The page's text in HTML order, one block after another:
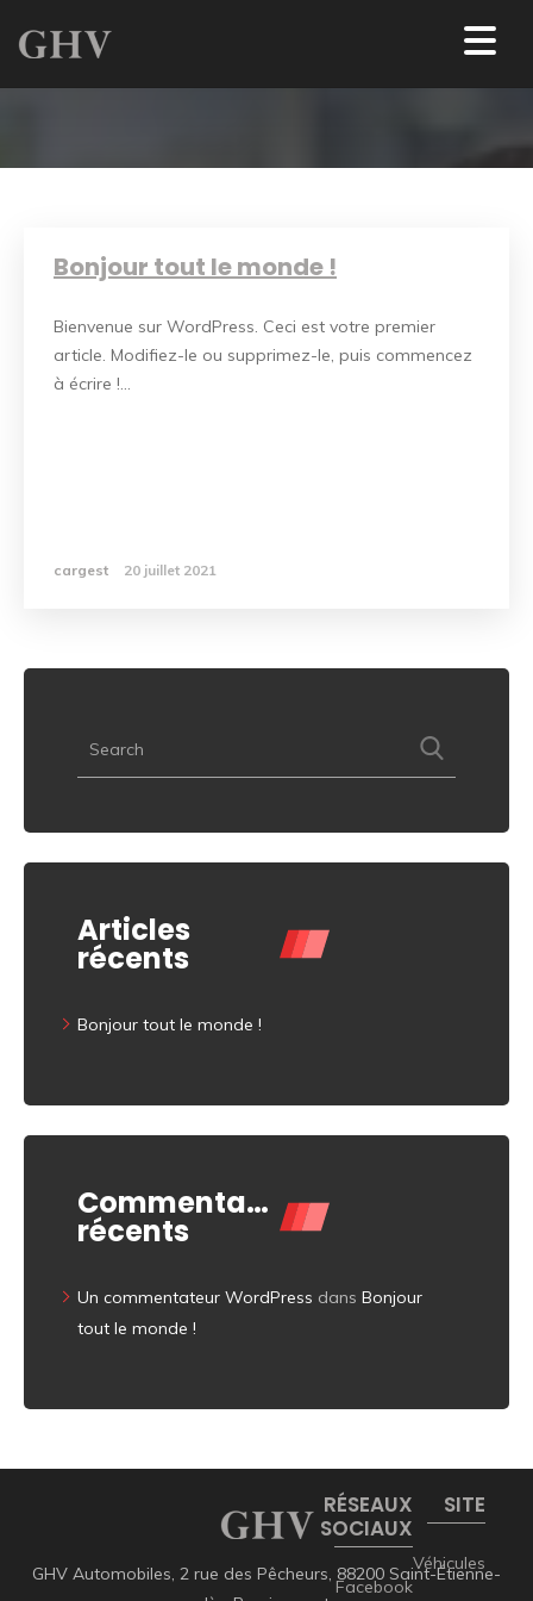
Bonjour tout le monde !
Bienvenue sur WordPress. Ceci est votre premier
article. Modifiez-le ou supprimez-le, puis commencez
à écrire !...
cargest 20 juillet 2021
Articles
récents
Bonjour tout le monde !
Commentaires
récents
Un commentateur WordPress dans Bonjour
tout le monde !
GHV Automobiles, 2 rue des Pêcheurs, 88200 Saint-Étienne-
RÉSEAUX
SOCIAUX
Facebook
SITE
Véhicules